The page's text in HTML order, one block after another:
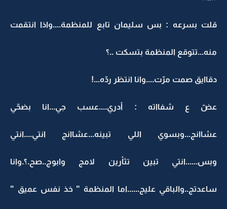
قلت بسرعه : بس سليمان تابع للمنظمة....واذا انتقمت
منه...تتوقع المنظمة بتسكت ..؟
دقاايق صمت مرّت....وانا انتظر ردّه...!
عضّ ع شفااته : أدري....عسب جي...انا بضحّي
عشاانج...وبسوي اللي تبينه...عشاانج انتي....انتي
وبس......انتي تبين تثأرين لامج وابوج..صح.؟.وانا
ساعدتج..والباقي عليج......اما المنظمة " خذ نفس عميق "